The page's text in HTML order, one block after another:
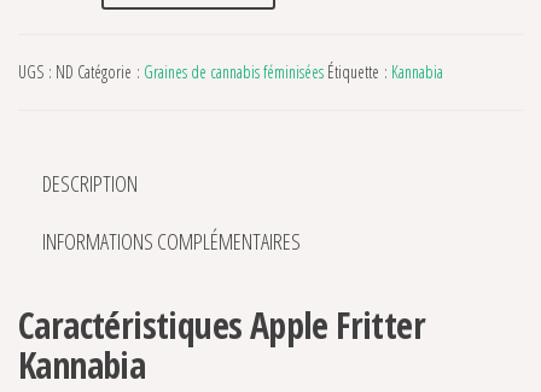
UGS : ND Catégorie : Graines de cannabis féminisées Étiquette : Kannabia
DESCRIPTION
INFORMATIONS COMPLÉMENTAIRES
Caractéristiques Apple Fritter
Kannabia